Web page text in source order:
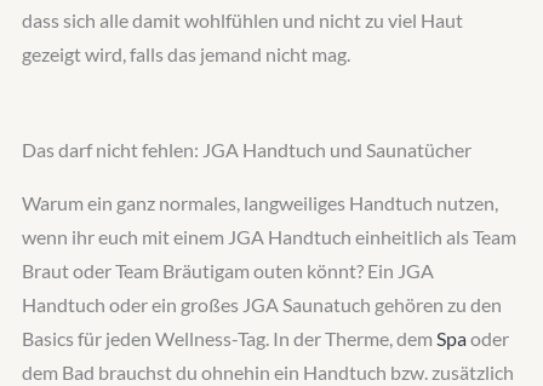
dass sich alle damit wohlfühlen und nicht zu viel Haut
gezeigt wird, falls das jemand nicht mag.
Das darf nicht fehlen: JGA Handtuch und Saunatücher
Warum ein ganz normales, langweiliges Handtuch nutzen,
wenn ihr euch mit einem JGA Handtuch einheitlich als Team
Braut oder Team Bräutigam outen könnt? Ein JGA
Handtuch oder ein großes JGA Saunatuch gehören zu den
Basics für jeden Wellness-Tag. In der Therme, demSpaoder
dem Bad brauchst du ohnehin ein Handtuch bzw. zusätzlich